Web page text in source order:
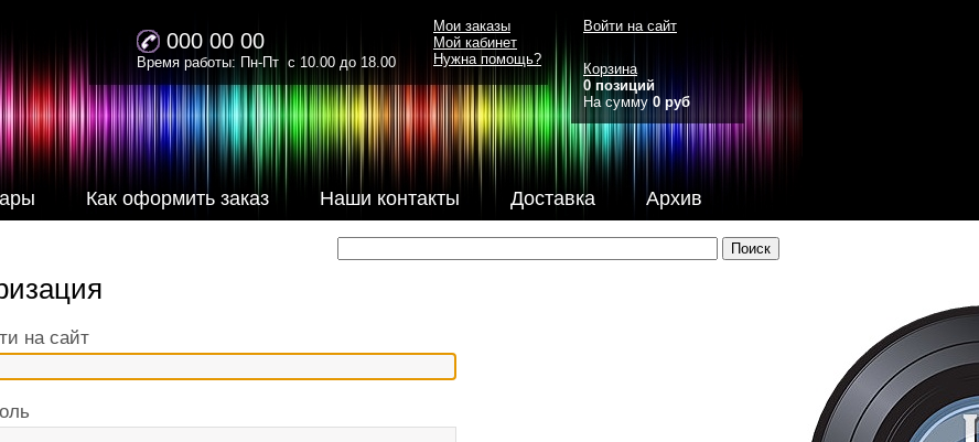
000 00 00
Время работы: Пн-Пт с 10.00 до 18.00
Как оформить заказ Наши контакты Доставка Архив
Мои заказы
Мой кабинет
Нужна помощь?
Войти на сайт
Корзина
0 позиций
На сумму 0 руб
на сайт